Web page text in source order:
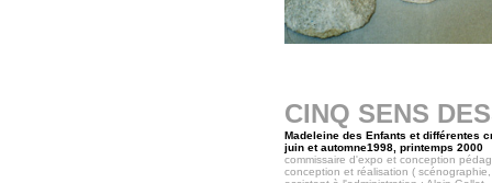
CINQ SENS
Madeleine des Enfants et différentes
juin et automne1998 , printemps 2000
commissaire d'expo et conception
conception et réalisation (